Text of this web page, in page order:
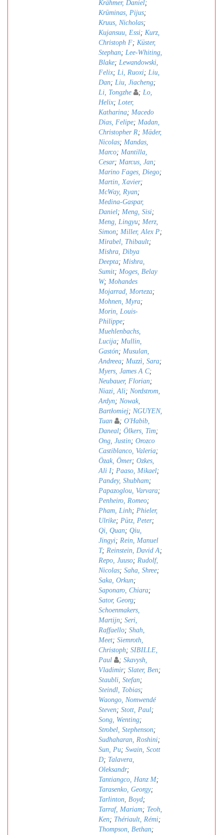
Krähmer, Daniel;
Krūminas, Pijus;
Kruus, Nicholas;
Kujansuu, Essi; Kurz,
Christoph F; Küster,
Stephan; Lee-Whiting,
Blake; Lewandowski,
Felix; Li, Ruoxi; Liu,
Dan; Liu, Jiacheng;
Li, Tongzhe
; Lo,
Helix; Loter,
Katharina; Macedo
Dias, Felipe; Madan,
Christopher R; Mäder,
Nicolas; Mandas,
Marco; Mantilla,
Cesar; Marcus, Jan;
Marino Fages, Diego;
Martin, Xavier;
McWay, Ryan;
Medina-Gaspar,
Daniel; Meng, Sisi;
Meng, Lingyu; Merz,
Simon; Miller, Alex P;
Mirabel, Thibault;
Mishra, Dibya
Deepta; Mishra,
Sumit; Moges, Belay
W; Mohandes
Mojarrad, Morteza;
Mohnen, Myra;
Morin, Louis-
Philippe;
Muehlenbachs,
Lucija; Mullin,
Gastón; Musulan,
Andreea; Muzzì, Sara;
Myers, James A C;
Neubauer, Florian;
Niazi, Ali; Nordstrom,
Ardyn; Nowak,
Bartłomiej; NGUYEN,
Tuan
; O'Habib,
Daneal; Ölkers, Tim;
Ong, Justin; Orozco
Castiblanco, Valeria;
Özak, Ömer; Ozkes,
Ali I; Paaso, Mikael;
Pandey, Shubham;
Papazoglou, Varvara;
Penheiro, Romeo;
Pham, Linh; Phieler,
Ulrike; Pütz, Peter;
Qi, Quan; Qiu,
Jingyi; Rein, Manuel
T; Reinstein, David A;
Repo, Juuso; Rudolf,
Nicolas; Saha, Shree;
Saka, Orkun;
Saponaro, Chiara;
Sator, Georg;
Schoenmakers,
Martijn; Seri,
Raffaello; Shah,
Meet; Siemroth,
Christoph; SIBILLE,
Paul
; Skavysh,
Vladimir; Slater, Ben;
Staubli, Stefan;
Steindl, Tobias;
Waongo, Nomwendé
Steven; Stott, Paul;
Song, Wenting;
Strobel, Stephenson;
Sudhaharan, Roshini;
Sun, Pu; Swain, Scott
D; Talavera,
Oleksandr;
Tantiangco, Hanz M;
Tarasenko, Georgy;
Tarlinton, Boyd;
Tarraf, Mariam; Teoh,
Ken; Thériault, Rémi;
Thompson, Bethan;